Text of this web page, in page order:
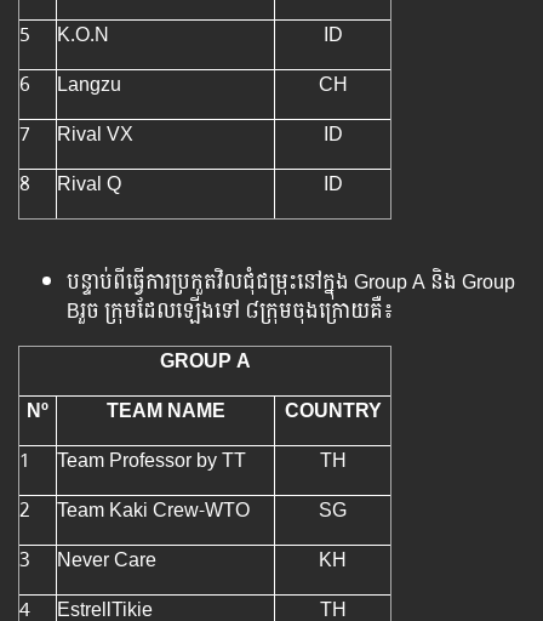
5
K.O.N
ID
6
Langzu
CH
7
Rival VX
ID
8
Rival Q ID
បន្ទាប់​ពី​ធ្វើ​ការ​ប្រកួត​វិល​ជុំ​ជម្រុះ​នៅ​ក្នុង Group A និង​ Group
Bរួច​ ក្រុម​ដែល​ឡើង​ទៅ ៨ក្រុម​ចុង​ក្រោយ​គឺ៖
GROUP A
Nº
TEAM NAME
COUNTRY
1
Team Professor by TT
TH
2
Team Kaki Crew-WTO
SG
3
Never Care
KH
4
EstrellTikie TH